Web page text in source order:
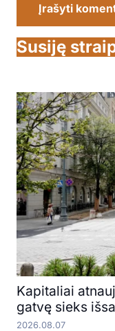
Įrašyti
Susiję
Kapitaliai
gatvę sieks
2026.08.07